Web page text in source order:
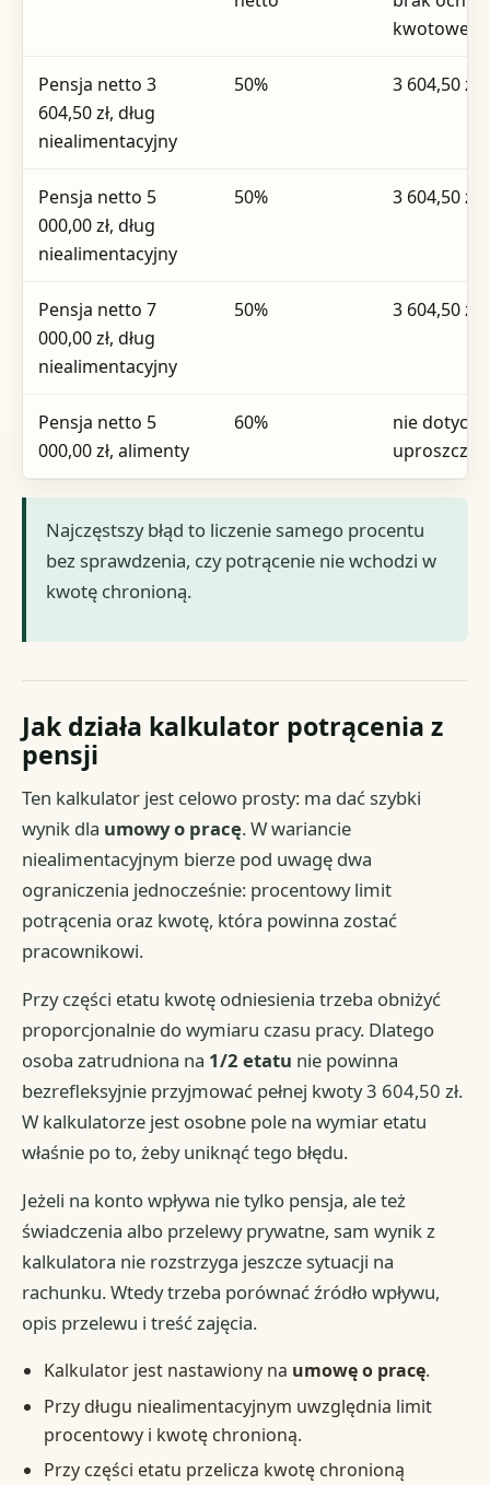
kwotowej
Pensja netto 3
604,50 zł, dług
niealimentacyjny
50% 3 604,50 zł
Pensja netto 5
000,00 zł, dług
niealimentacyjny
50% 3 604,50 zł
Pensja netto 7
000,00 zł, dług
niealimentacyjny
50% 3 604,50 zł
Pensja netto 5
000,00 zł, alimenty
60%
nie
Najczęstszy błąd to liczenie samego procentu
bez sprawdzenia, czy potrącenie nie wchodzi w
kwotę chronioną.
Jak działa kalkulator potrącenia z
pensji
Ten kalkulator jest celowo prosty: ma dać szybki
wynik dla umowy o pracę. W wariancie
niealimentacyjnym bierze pod uwagę dwa
ograniczenia jednocześnie: procentowy limit
potrącenia oraz kwotę, która powinna zostać
pracownikowi.
Przy części etatu kwotę odniesienia trzeba obniżyć
proporcjonalnie do wymiaru czasu pracy. Dlatego
osoba zatrudniona na 1/2 etatu nie powinna
bezrefleksyjnie przyjmować pełnej kwoty 3 604,50 zł.
W kalkulatorze jest osobne pole na wymiar etatu
właśnie po to, żeby uniknąć tego błędu.
Jeżeli na konto wpływa nie tylko pensja, ale też
świadczenia albo przelewy prywatne, sam wynik z
kalkulatora nie rozstrzyga jeszcze sytuacji na
rachunku. Wtedy trzeba porównać źródło wpływu,
opis przelewu i treść zajęcia.
Kalkulator jest nastawiony na umowę o pracę.
Przy długu niealimentacyjnym uwzględnia limit
procentowy i kwotę chronioną.
Przy części etatu przelicza kwotę chronioną